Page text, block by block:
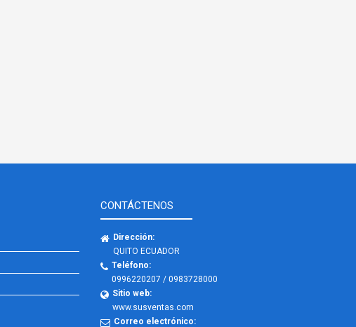
CONTÁCTENOS
Dirección:
QUITO ECUADOR
Teléfono:
0996220207 / 0983728000
Sitio web:
www.susventas.com
Correo electrónico: